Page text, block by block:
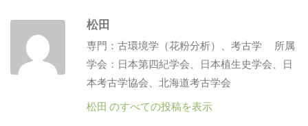
松田
専門：古環境学（花粉分析）、考古学 所属
学会：日本第四紀学会、日本植生史学会、日
本考古学協会、北海道考古学会
松田 のすべての投稿を表示